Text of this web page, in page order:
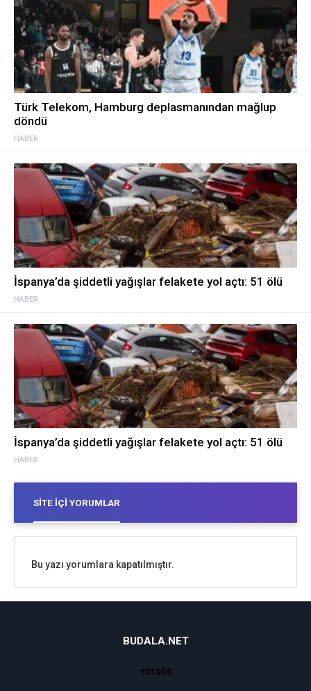
HABER
Türk Telekom, Hamburg deplasmanından mağlup
döndü
HABER
İspanya’da şiddetli yağışlar felakete yol açtı: 51 ölü
HABER
İspanya’da şiddetli yağışlar felakete yol açtı: 51 ölü
SITE İÇI YORUMLAR
Bu yazı yorumlara kapatılmıştır.
BUDALA.NET
scrubs